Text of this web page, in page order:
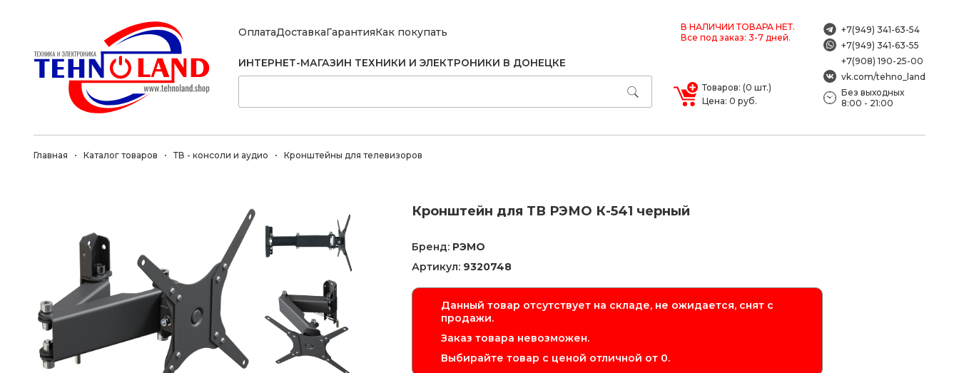
ОплатаДоставкаГарантияКак покупать
В НАЛИЧИИ ТОВАРА НЕТ.
Все под заказ: 3-7 дней.
ИНТЕРНЕТ-МАГАЗИН ТЕХНИКИ И ЭЛЕКТРОНИКИ В ДОНЕЦКЕ
Товаров: (0 шт.)
Цена: 0 руб.
+7(949) 341-63-54
+7(949) 341-63-55
+7(908) 190-25-00
vk.com/tehno_land
Без выходных
8:00 - 21:00
Главная Каталог товаров ТВ - консоли и аудио Кронштейны для телевизоров
Кронштейн для ТВ РЭМО К-541 черный
Бренд: РЭМО
Артикул: 9320748
Данный товар отсутствует на складе, не ожидается, снят с
продажи.
Заказ товара невозможен.
Выбирайте товар с ценой отличной от 0.